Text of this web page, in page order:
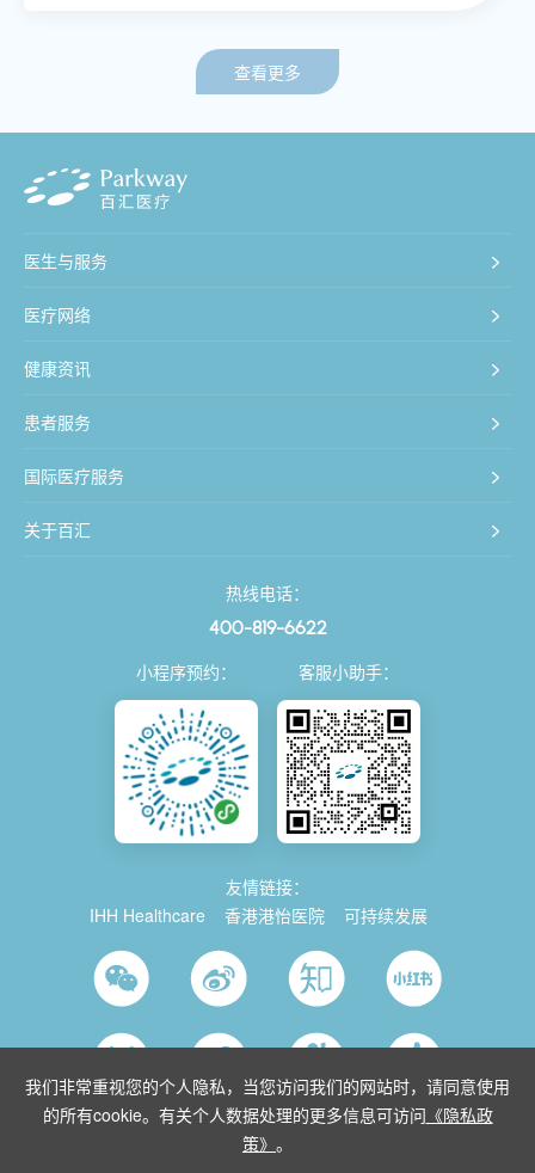
我们非常重视您的个人隐私，当您访问我们的网站时，请同意使用
的所有cookie。有关个人数据处理的更多信息可访问 《隐私政
策》 。
查看更多
医生与服务
医疗网络
健康资讯
患者服务
国际医疗服务
关于百汇
热线电话：
400-819-6622
小程序预约： 客服小助手：
友情链接：
IHH Healthcare
香港港怡医院 可持续发展
沪ICP备2021035743号-1